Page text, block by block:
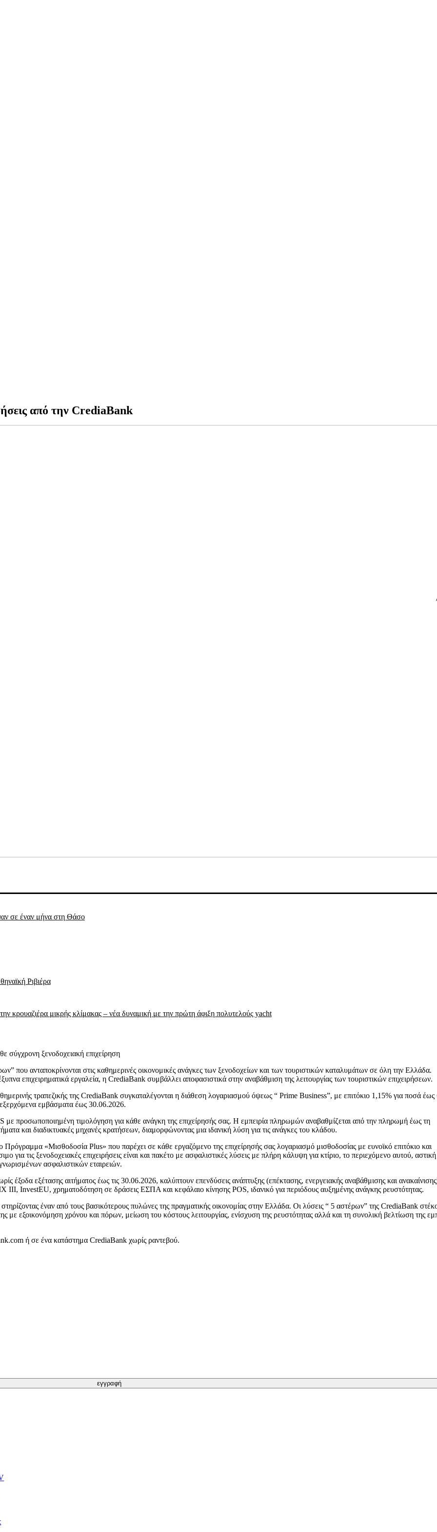
από την CrediaBank
σε έναν μήνα στη Θάσο
Ριβιέρα
κρουαζιέρα μικρής κλίμακας – νέα δυναμική με την πρώτη άφιξη πολυτελούς yacht
σύγχρονη ξενοδοχειακή επιχείρηση
που ανταποκρίνονται στις καθημερινές οικονομικές ανάγκες των ξενοδοχείων και των τουριστικών καταλυμάτων σε όλη την Ελλάδα.
επιχειρηματικά εργαλεία, η CrediaBank συμβάλλει αποφασιστικά στην αναβάθμιση της λειτουργίας των τουριστικών επιχειρήσεων.
τραπεζικής της CrediaBank συγκαταλέγονται η διάθεση λογαριασμού όψεως “ Prime Business”, με επιτόκιο 1,15% για ποσά έως
εμβάσματα έως 30.06.2026.
προσωποποιημένη τιμολόγηση για κάθε ανάγκη της επιχείρησής σας. Η εμπειρία πληρωμών αναβαθμίζεται από την πληρωμή έως τη
και διαδικτυακές μηχανές κρατήσεων, διαμορφώνοντας μια ιδανική λύση για τις ανάγκες του κλάδου.
«Μισθοδοσία Plus» που παρέχει σε κάθε εργαζόμενο της επιχείρησής σας λογαριασμό μισθοδοσίας με ευνοϊκό επιτόκιο και
τις ξενοδοχειακές επιχειρήσεις είναι και πακέτο με ασφαλιστικές λύσεις με πλήρη κάλυψη για κτίριο, το περιεχόμενο αυτού, αστική
ασφαλιστικών εταιρειών.
έξοδα εξέτασης αιτήματος έως τις 30.06.2026, καλύπτουν επενδύσεις ανάπτυξης (επέκτασης, ενεργειακής αναβάθμισης και
InvestEU, χρηματοδότηση σε δράσεις ΕΣΠΑ και κεφάλαιο κίνησης POS, ιδανικό για περιόδους αυξημένης ανάγκης ρευστότητας.
έναν από τους βασικότερους πυλώνες της πραγματικής οικονομίας στην Ελλάδα. Οι λύσεις “ 5 αστέρων” της CrediaBank
με εξοικονόμηση χρόνου και πόρων, μείωση του κόστους λειτουργίας, ενίσχυση της ρευστότητας αλλά και τη συνολική βελτίωση της
ή σε ένα κατάστημα CrediaBank χωρίς ραντεβού.
εγγραφή